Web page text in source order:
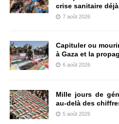
crise sanitaire
7 août 2026
Capituler ou
à Gaza et la
6 août 2026
Mille jours de
au-delà des
5 août 2026